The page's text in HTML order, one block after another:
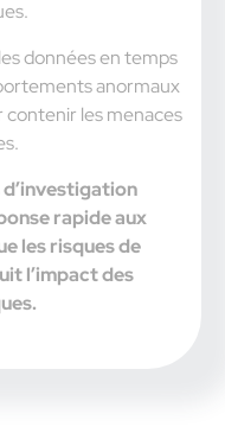
données en temps
anormaux
les menaces
rapide aux
les risques de
l’impact des